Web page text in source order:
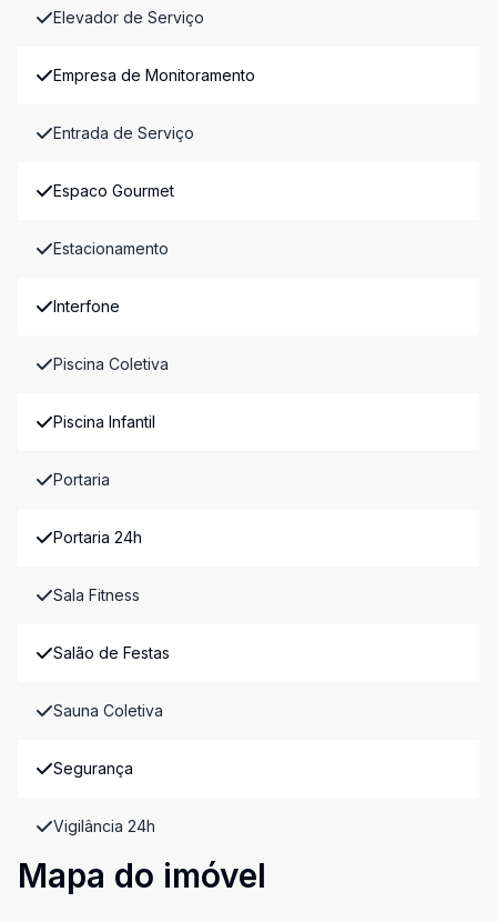
Elevador de Serviço
Empresa de Monitoramento
Entrada de Serviço
Espaco Gourmet
Estacionamento
Interfone
Piscina Coletiva
Piscina Infantil
Portaria
Portaria 24h
Sala Fitness
Salão de Festas
Sauna Coletiva
Segurança
Vigilância 24h
Mapa do imóvel